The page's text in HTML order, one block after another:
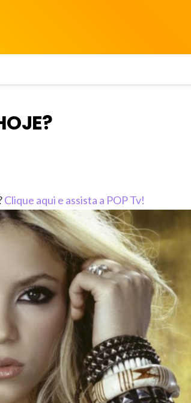
Clique aqui e assista a POP Tv!